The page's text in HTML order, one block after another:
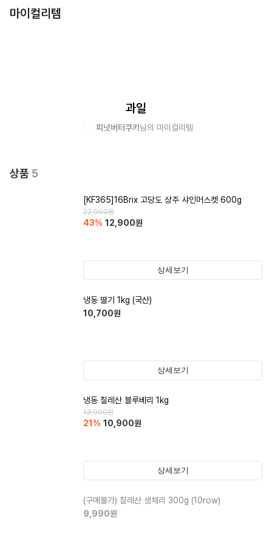
마이컬리템
과일
피넛버터쿠키 님의 마이컬리템
상품 5
[KF365]16Brix 고당도 상주 샤인머스켓 600g
22,900원
43% 12,900원
상세보기
냉동 딸기 1kg (국산)
10,700원
상세보기
냉동 칠레산 블루베리 1kg
13,900원
21 % 10,900원
상세보기
(구매불가) 칠레산 생체리 300g (10row)
9,990원